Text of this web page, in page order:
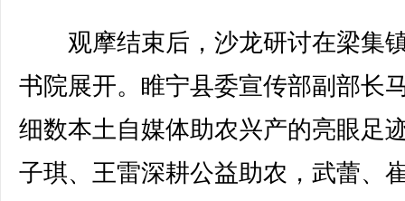
观摩结束后，沙龙研讨在梁集
书院展开。睢宁县委宣传部副部长
细数本土自媒体助农兴产的亮眼足
子琪、王雷深耕公益助农，武蕾、